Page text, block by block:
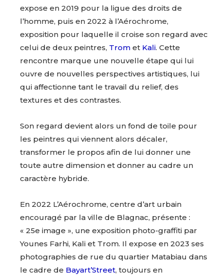
Adresse email*
Nom
Prénom
expose en 2019 pour la ligue des droits de
l’homme, puis en 2022 à l’Aérochrome,
exposition pour laquelle il croise son regard avec
celui de deux peintres, Trom et Kali. Cette
rencontre marque une nouvelle étape qui lui
ouvre de nouvelles perspectives artistiques, lui
qui affectionne tant le travail du relief, des
textures et des contrastes.
Son regard devient alors un fond de toile pour
les peintres qui viennent alors décaler,
transformer le propos afin de lui donner une
toute autre dimension et donner au cadre un
caractère hybride.
En 2022 L’Aérochrome, centre d’art urbain
encouragé par la ville de Blagnac, présente :
« 25e image », une exposition photo-graffiti par
Younes Farhi, Kali et Trom. Il expose en 2023 ses
photographies de rue du quartier Matabiau dans
le cadre de Bayart’Street, toujours en